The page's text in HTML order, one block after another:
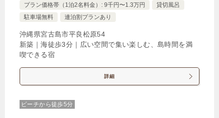
【ECO連泊】当日予約OK！3～7泊清掃なしで最大
20%OFF＜朝食付＞
ダブル 🍴朝食 IN15:00-
スタンダードダブル
プラン価格帯（1泊2名料金）: 9千円〜1.3万円
貸切風呂
駐車場無料
連泊割プランあり
沖縄県宮古島市平良松原54
新築｜海徒歩3分｜広い空間で集い楽しむ、島時間を満
喫できる宿
詳細
ビーチから徒歩5分